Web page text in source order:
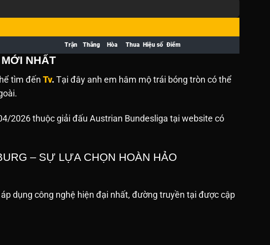
Trận Thắng Hòa Thua Hiệu số Điểm
NHẤT
tìm đến Tv. Tại đây anh em hâm mộ trái bóng tròn có thể
2026 thuộc giải đấu Austrian Bundesliga tại website có
– SỰ LỰA CHỌN HOÀN HẢO
dụng công nghệ hiện đại nhất, đường truyền tại được cập